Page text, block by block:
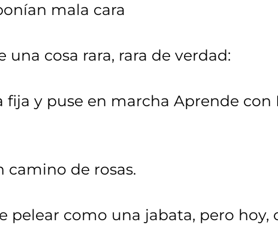
mala cara
una cosa rara, rara de verdad:
fija y puse en marcha Aprende
camino de rosas.
pelear como una jabata, pero hoy,